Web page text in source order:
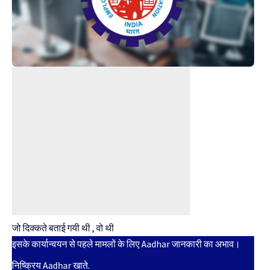
जो दिक्कते बताई गयी थी , वो थी
इसके कार्यान्वयन से पहले मामलों के लिए Aadhar जानकारी का अभाव।
निष्क्रिय Aadhar खाते.